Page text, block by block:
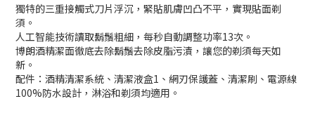
獨特的三重接觸式刀片浮沉，緊貼肌膚凹凸不平，實現貼面剃
須。
人工智能技術讀取鬍鬚粗細，每秒自動調整功率13次。
博朗酒精潔面徹底去除鬍鬚去除皮脂污漬，讓您的剃須每天如
新。
配件：酒精清潔系統、清潔液盒1、網刃保護蓋、清潔刷、電源線
100%防水設計，淋浴和剃須均適用。